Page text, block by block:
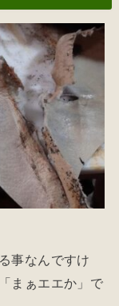
事なんですけ
まぁエエか」で